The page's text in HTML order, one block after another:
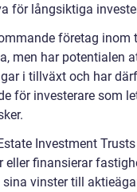
för långsiktiga
företag inom
men har potentialen
i tillväxt och har
för investerare som
Investment
eller finansierar
sina vinster till